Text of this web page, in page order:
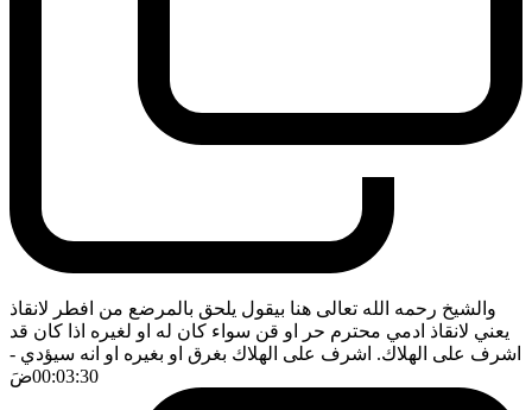
والشيخ رحمه الله تعالى هنا بيقول يلحق بالمرضع من افطر لانقاذ
يعني لانقاذ ادمي محترم حر او قن سواء كان له او لغيره اذا كان قد
اشرف على الهلاك. اشرف على الهلاك بغرق او بغيره او انه سيؤدي -
00:03:30ضَ